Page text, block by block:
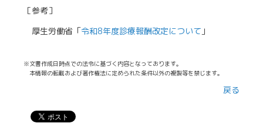
［参考］
厚生労働省「令和8年度診療報酬改定について 」
※文書作成日時点での法令に基づく内容となっております。
本情報の転載および著作権法に定められた条件以外の複製等を禁じます。
戻る